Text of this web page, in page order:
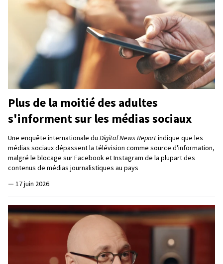
Plus de la moitié des adultes
s'informent sur les médias sociaux
Une enquête internationale du Digital News Reportindique que les
médias sociaux dépassent la télévision comme source d'information,
malgré le blocage sur Facebook et Instagram de la plupart des
contenus de médias journalistiques au pays
— 17 juin 2026